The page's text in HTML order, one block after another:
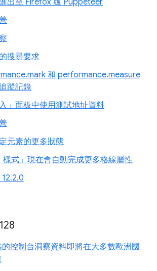
搜尋要求
和 performance.measure
蹤記錄
」面板中使用測試地址資料
元素的更多狀態
樣式」現在會自動完成更多格線屬性
控制台洞察資料即將在大多數歐洲國